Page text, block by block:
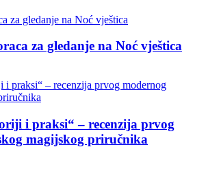
za gledanje na Noć vještica
i praksi“ – recenzija prvog
magijskog priručnika